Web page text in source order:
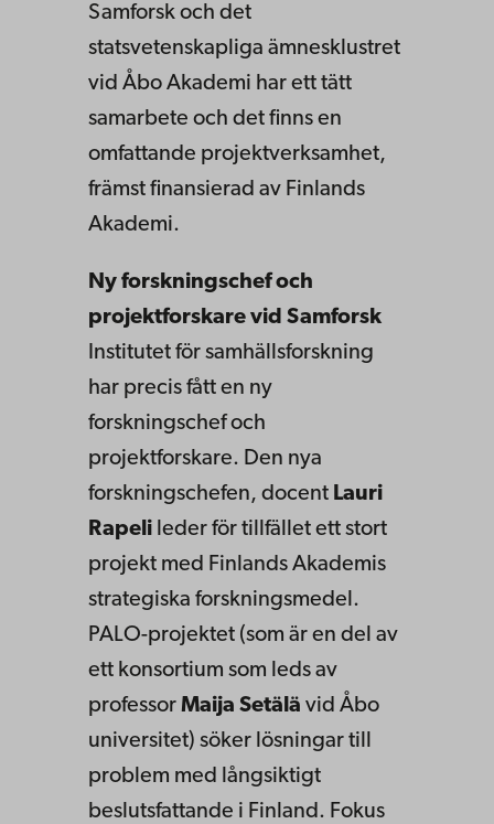
Samforsk och det
statsvetenskapliga ämnesklustret
vid Åbo Akademi har ett tätt
samarbete och det finns en
omfattande projektverksamhet,
främst finansierad av Finlands
Akademi.
Ny forskningschef och
projektforskare vid Samforsk
Institutet för samhällsforskning
har precis fått en ny
forskningschef och
projektforskare. Den nya
forskningschefen, docent Lauri
Rapeli leder för tillfället ett stort
projekt med Finlands Akademis
strategiska forskningsmedel.
PALO-projektet (som är en del av
ett konsortium som leds av
professor Maija Setälä vid Åbo
universitet) söker lösningar till
problem med långsiktigt
beslutsfattande i Finland. Fokus